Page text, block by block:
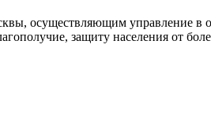
осуществляющим управление в
защиту населения от